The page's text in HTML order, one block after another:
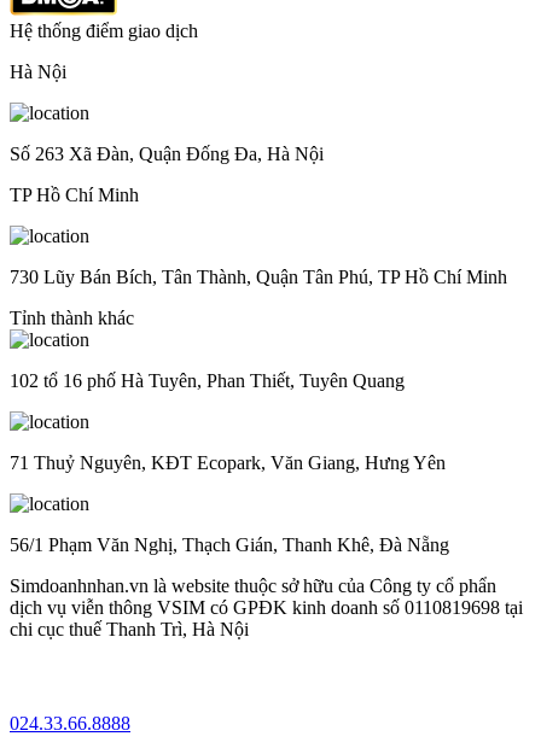
Hệ thống điểm giao dịch
Hà Nội
Số 263 Xã Đàn, Quận Đống Đa, Hà Nội
TP Hồ Chí Minh
730 Lũy Bán Bích, Tân Thành, Quận Tân Phú, TP Hồ Chí Minh
Tỉnh thành khác
102 tổ 16 phố Hà Tuyên, Phan Thiết, Tuyên Quang
71 Thuỷ Nguyên, KĐT Ecopark, Văn Giang, Hưng Yên
56/1 Phạm Văn Nghị, Thạch Gián, Thanh Khê, Đà Nẵng
Simdoanhnhan.vn là website thuộc sở hữu của Công ty cổ phẩn
dịch vụ viễn thông VSIM có GPĐK kinh doanh số 0110819698 tại
chi cục thuế Thanh Trì, Hà Nội
024.33.66.8888